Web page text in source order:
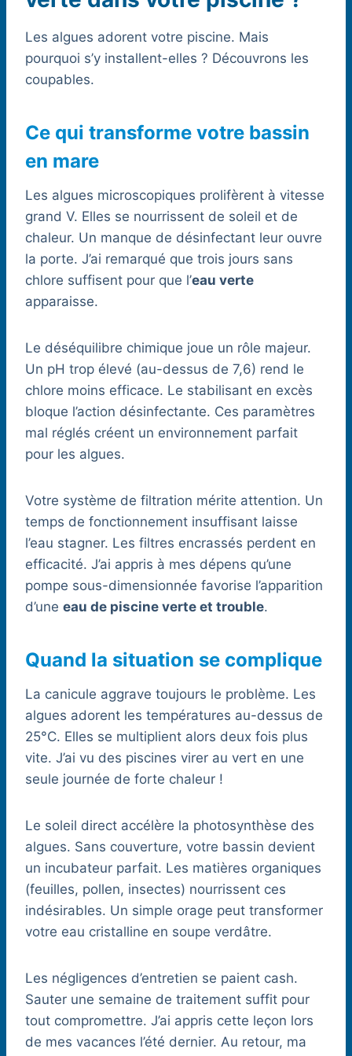
Les algues adorent votre piscine. Mais
pourquoi s’y installent-elles ? Découvrons les
coupables.
Ce qui transforme votre bassin
en mare
Les algues microscopiques prolifèrent à vitesse
grand V. Elles se nourrissent de soleil et de
chaleur. Un manque de désinfectant leur ouvre
la porte. J’ai remarqué que trois jours sans
chlore suffisent pour que l’eau verte
apparaisse.
Le déséquilibre chimique joue un rôle majeur.
Un pH trop élevé (au-dessus de 7,6) rend le
chlore moins efficace. Le stabilisant en excès
bloque l’action désinfectante. Ces paramètres
mal réglés créent un environnement parfait
pour les algues.
Votre système de filtration mérite attention. Un
temps de fonctionnement insuffisant laisse
l’eau stagner. Les filtres encrassés perdent en
efficacité. J’ai appris à mes dépens qu’une
pompe sous-dimensionnée favorise l’apparition
d’une eau de piscine verte et trouble.
Quand la situation se complique
La canicule aggrave toujours le problème. Les
algues adorent les températures au-dessus de
25°C. Elles se multiplient alors deux fois plus
vite. J’ai vu des piscines virer au vert en une
seule journée de forte chaleur !
Le soleil direct accélère la photosynthèse des
algues. Sans couverture, votre bassin devient
un incubateur parfait. Les matières organiques
(feuilles, pollen, insectes) nourrissent ces
indésirables. Un simple orage peut transformer
votre eau cristalline en soupe verdâtre.
Les négligences d’entretien se paient cash.
Sauter une semaine de traitement suffit pour
tout compromettre. J’ai appris cette leçon lors
de mes vacances l’été dernier. Au retour, ma